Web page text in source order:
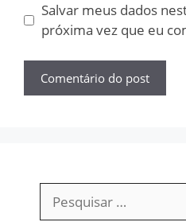
Salvar meus dados
próxima vez que eu
por: